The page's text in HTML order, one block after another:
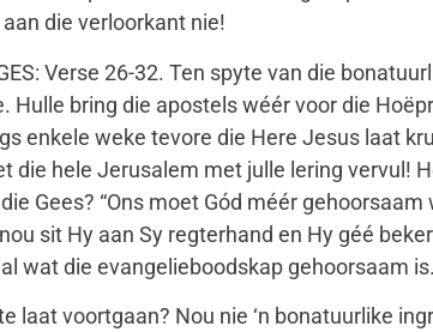
die verloorkant nie!
Verse 26-32. Ten spyte van die
Hulle bring die apostels wéér voor die
enkele weke tevore die Here Jesus laat
die hele Jerusalem met julle lering vervul!
Gees? “Ons moet Gód méér
sit Hy aan Sy regterhand en Hy géé
wat die evangelieboodskap gehoorsaam
laat voortgaan? Nou nie ‘n bonatuurlike